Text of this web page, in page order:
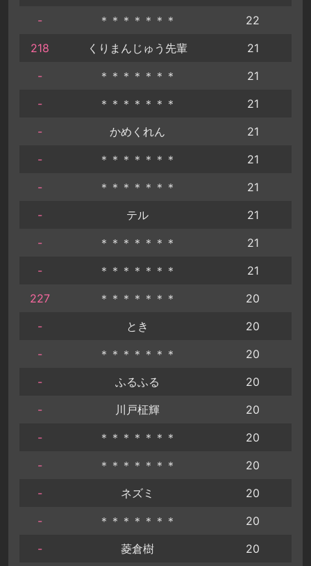
-
＊＊＊＊＊＊＊
22
218
くりまんじゅう先輩
21
-
＊＊＊＊＊＊＊
21
-
＊＊＊＊＊＊＊
21
-
かめくれん
21
-
＊＊＊＊＊＊＊
21
-
＊＊＊＊＊＊＊
21
-
テル
21
-
＊＊＊＊＊＊＊
21
-
＊＊＊＊＊＊＊
21
227
＊＊＊＊＊＊＊
20
-
とき
20
-
＊＊＊＊＊＊＊
20
-
ふるふる
20
-
川戸柾輝
20
-
＊＊＊＊＊＊＊
20
-
＊＊＊＊＊＊＊
20
-
ネズミ
20
-
＊＊＊＊＊＊＊
20
-
菱倉樹
20